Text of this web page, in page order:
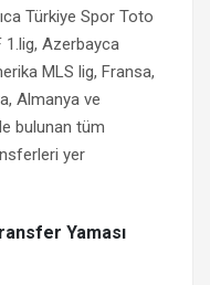
Türkiye Spor Toto
1.lig, Azerbayca
MLS lig, Fransa,
Almanya ve
bulunan tüm
yer
Yaması